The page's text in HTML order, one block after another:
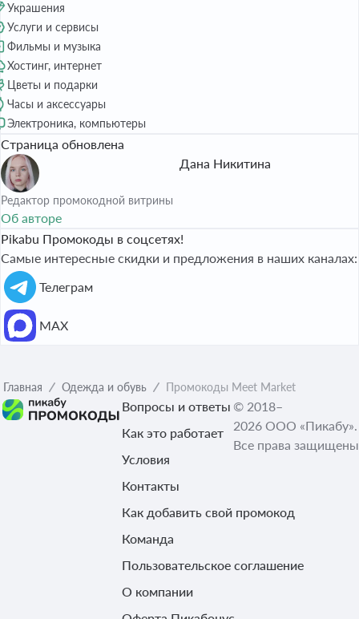
Украшения
Услуги и сервисы
Фильмы и музыка
Хостинг, интернет
Цветы и подарки
Часы и аксессуары
Электроника, компьютеры
Страница обновлена
Дана Никитина
Редактор промокодной витрины
Об авторе
Pikabu Промокоды в соцсетях!
Самые интересные скидки и предложения в наших каналах:
Телеграм
МАХ
Главная Одежда и обувь Промокоды Meet Market
Вопросы и ответы
Как это работает
Условия
Контакты
Как добавить свой промокод
Команда
Пользовательское соглашение
О компании
© 2018–
2026 ООО «Пикабу».
Все права защищены